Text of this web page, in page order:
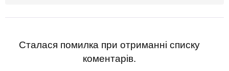
Сталася помилка при отриманні списку
коментарів.